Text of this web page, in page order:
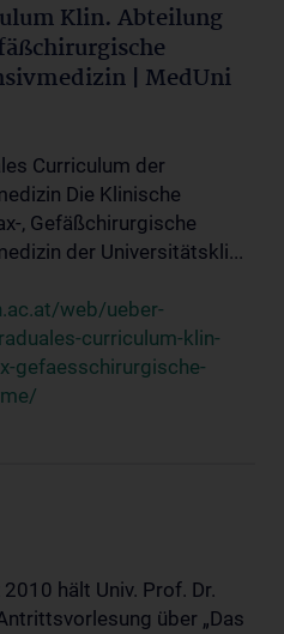
Klin. Abteilung
| MedUni
Curriculum der
Die Klinische
, Gefäßchirurgische
der Universitätskli...
web/ueber-
curriculum-klin-
gefaesschirurgische-
hält Univ. Prof. Dr.
über „Das